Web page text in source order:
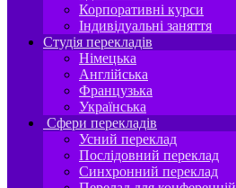
Корпоративні курси
Індивідуальні заняття
Студія перекладів
Німецька
Англійська
Французька
Українська
Сфери перекладів
Усний переклад
Послідовний переклад
Синхронний переклад